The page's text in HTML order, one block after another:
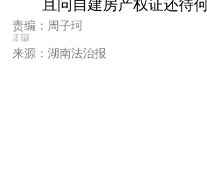
且问自建房产权证还待
责编：周子珂
一审：周子珂
二审：伏志勇
三审：万朝晖
来源：湖南法治报